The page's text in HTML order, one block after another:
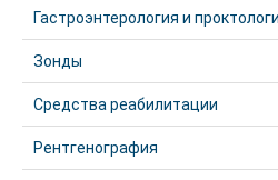
Гастроэнтерология и
Зонды
Средства реабилитации
Рентгенография